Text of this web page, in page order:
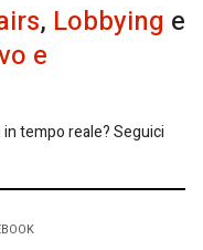
, Lobbying e
e
tempo reale? Seguici